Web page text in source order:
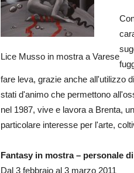
Lice Musso in mostra a Varese
fare leva, grazie anche all'utilizzo
stati d'animo che permettono
nel 1987, vive e lavora a Brenta,
particolare interesse per l'arte,
Fantasy in mostra – personale
Dal 3 febbraio al 3 marzo 2011